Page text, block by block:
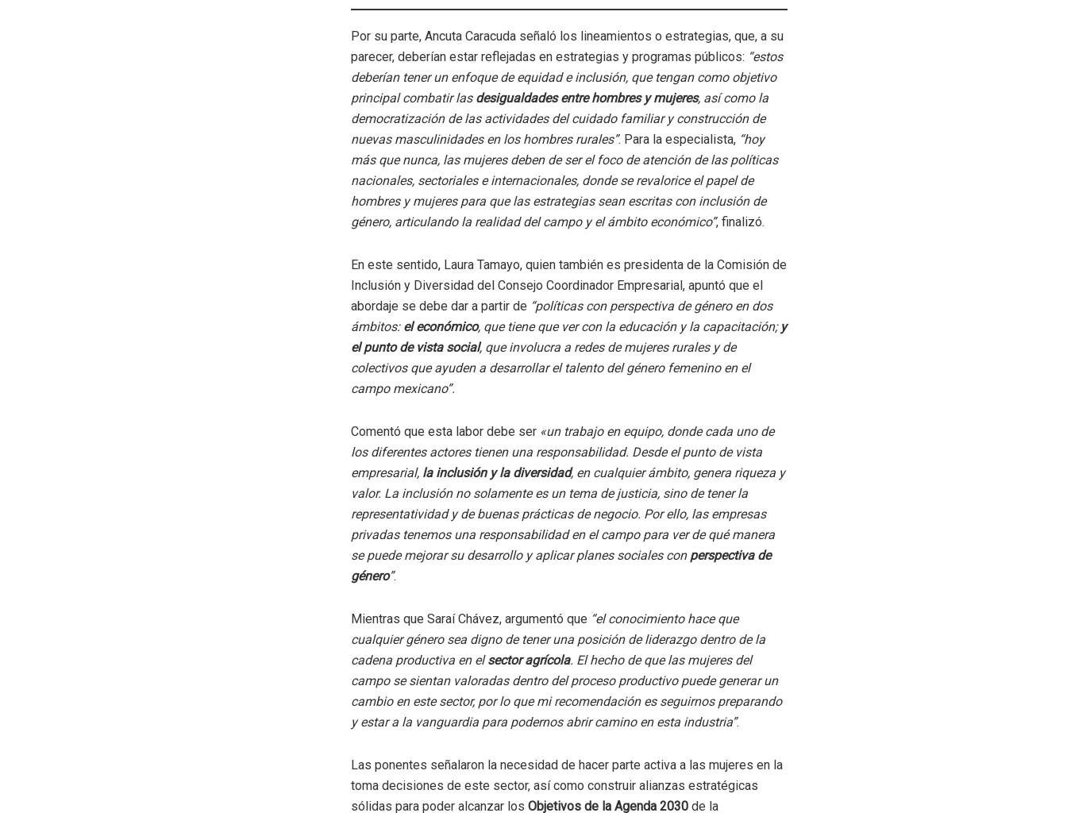
Por su parte, Ancuta Caracuda señaló los lineamientos o estrategias, que, a su
parecer, deberían estar reflejadas en estrategias y programas públicos: “estos
deberían tener un enfoque de equidad e inclusión, que tengan como objetivo
principal combatir las desigualdades entre hombres y mujeres, así como la
democratización de las actividades del cuidado familiar y construcción de
nuevas masculinidades en los hombres rurales”. Para la especialista, “hoy
más que nunca, las mujeres deben de ser el foco de atención de las políticas
nacionales, sectoriales e internacionales, donde se revalorice el papel de
hombres y mujeres para que las estrategias sean escritas con inclusión de
género, articulando la realidad del campo y el ámbito económico”, finalizó.
En este sentido, Laura Tamayo, quien también es presidenta de la Comisión de
Inclusión y Diversidad del Consejo Coordinador Empresarial, apuntó que el
abordaje se debe dar a partir de “políticas con perspectiva de género en dos
ámbitos:el económico, que tiene que ver con la educación y la capacitación; y
el punto de vista social, que involucra a redes de mujeres rurales y de
colectivos que ayuden a desarrollar el talento del género femenino en el
campo mexicano”.
Comentó que esta labor debe ser «un trabajo en equipo, donde cada uno de
los diferentes actores tienen una responsabilidad. Desde el punto de vista
empresarial, la inclusión y la diversidad, en cualquier ámbito, genera riqueza y
valor. La inclusión no solamente es un tema de justicia, sino de tener la
representatividad y de buenas prácticas de negocio. Por ello, las empresas
privadas tenemos una responsabilidad en el campo para ver de qué manera
se puede mejorar su desarrollo y aplicar planes sociales con perspectiva de
género”.
Mientras que Saraí Chávez, argumentó que “el conocimiento hace que
cualquier género sea digno de tener una posición de liderazgo dentro de la
cadena productiva en elsector agrícola. El hecho de que las mujeres del
campo se sientan valoradas dentro del proceso productivo puede generar un
cambio en este sector, por lo que mi recomendación es seguirnos preparando
y estar a la vanguardia para podernos abrir camino en esta industria”.
Las ponentes señalaron la necesidad de hacer parte activa a las mujeres en la
toma decisiones de este sector, así como construir alianzas estratégicas
sólidas para poder alcanzar los Objetivos de la Agenda 2030 de la